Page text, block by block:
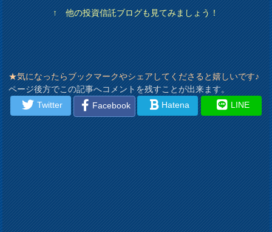
↑ 他の投資信託ブログも見てみましょう！
★気になったらブックマークやシェアしてくださると嬉しいです♪
ページ後方でこの記事へコメントを残すことが出来ます。
Twitter
Facebook Hatena LINE